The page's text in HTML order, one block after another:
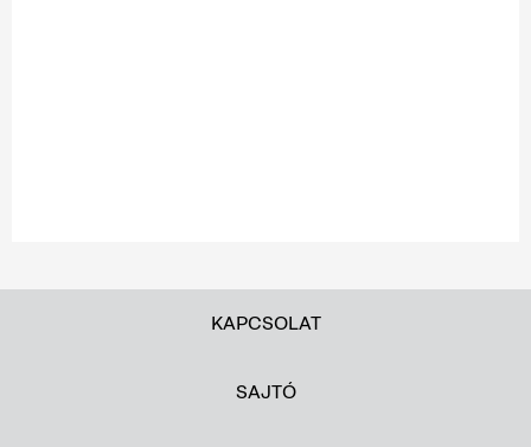
KAPCSOLAT
SAJTÓ